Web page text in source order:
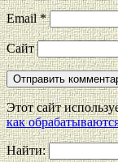
Email*
Сайт
Этот сайт
как
Найти: